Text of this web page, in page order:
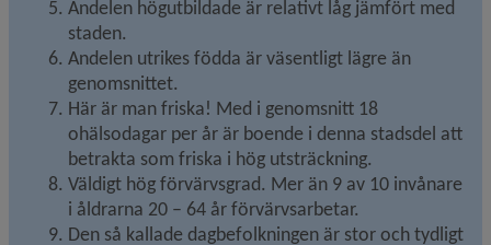
Andelen högutbildade är relativt låg jämfört med
staden.
Andelen utrikes födda är väsentligt lägre än
genomsnittet.
Här är man friska! Med i genomsnitt 18
ohälsodagar per år är boende i denna stadsdel att
betrakta som friska i hög utsträckning.
Väldigt hög förvärvsgrad. Mer än 9 av 10 invånare
i åldrarna 20 – 64 år förvärvsarbetar.
Den så kallade dagbefolkningen är stor och tydligt